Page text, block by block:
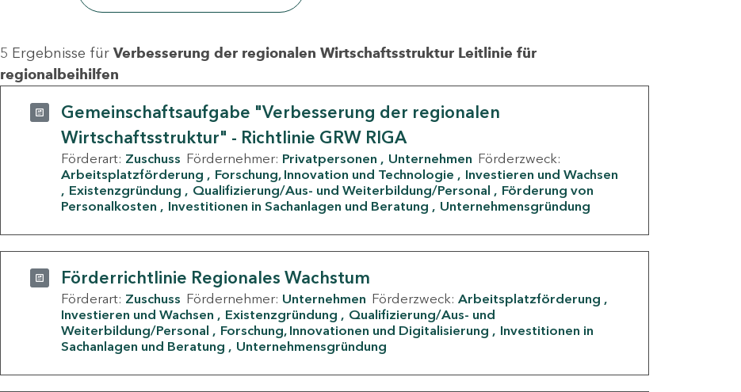
5 Ergebnisse für Verbesserung der regionalen Wirtschaftsstruktur Leitlinie für
regionalbeihilfen
Gemeinschaftsaufgabe "Verbesserung der regionalen
Wirtschaftsstruktur" - Richtlinie GRW RIGA
Förderart: Zuschuss Fördernehmer: Privatpersonen Unternehmen Förderzweck:
Arbeitsplatzförderung
Forschung, Innovation und Technologie
Investieren und Wachsen
Existenzgründung
Qualifizierung/Aus- und Weiterbildung/Personal
Förderung von
Personalkosten
Investitionen in Sachanlagen und Beratung Unternehmensgründung
Förderrichtlinie Regionales Wachstum
Förderart: Zuschuss Fördernehmer: Unternehmen Förderzweck: Arbeitsplatzförderung
Investieren und Wachsen
Existenzgründung
Qualifizierung/Aus- und
Weiterbildung/Personal
Forschung, Innovationen und Digitalisierung
Investitionen in
Sachanlagen und Beratung
Unternehmensgründung